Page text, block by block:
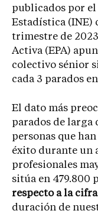
publicados por
Estadística (INE)
trimestre de
Activa (EPA)
colectivo sénior
cada 3 parados
El dato más
parados de larga
personas que
éxito durante un
profesionales
sitúa en 479.800
respecto a la
duración de